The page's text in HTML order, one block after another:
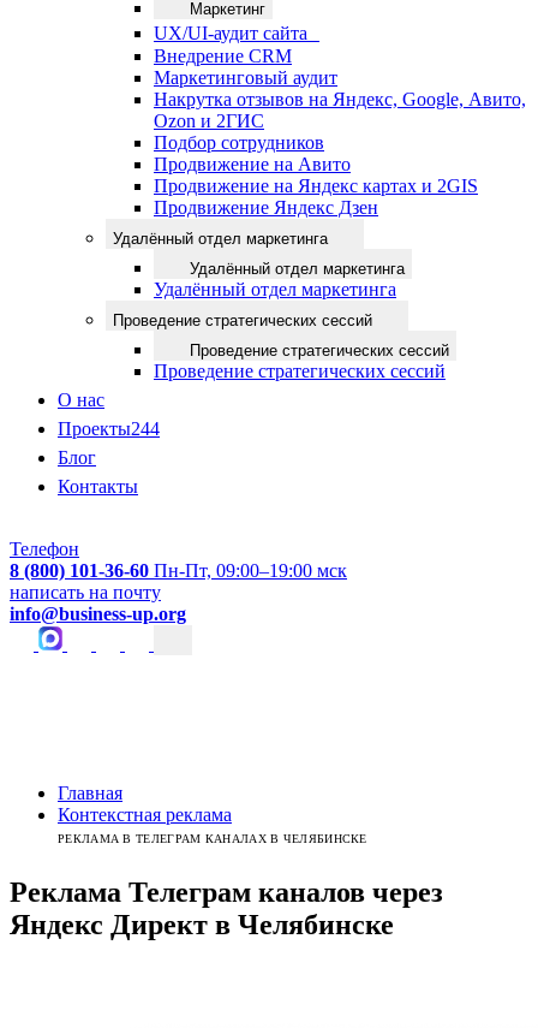
Маркетинг
UX/UI-аудит сайта
Внедрение CRM
Маркетинговый аудит
Накрутка отзывов на Яндекс, Google, Авито,
Ozon и 2ГИС
Подбор сотрудников
Продвижение на Авито
Продвижение на Яндекс картах и 2GIS
Продвижение Яндекс Дзен
Удалённый отдел маркетинга
Удалённый отдел маркетинга
Удалённый отдел маркетинга
Проведение стратегических сессий
Проведение стратегических сессий
Проведение стратегических сессий
О нас
Проекты244
Блог
Контакты
Телефон
8 (800) 101-36-60 Пн-Пт, 09:00–19:00 мск
написать на почту
info@business-up.org
Главная
Контекстная реклама
РЕКЛАМА В ТЕЛЕГРАМ КАНАЛАХ В ЧЕЛЯБИНСКЕ
Реклама Телеграм каналов через
Яндекс Директ в Челябинске